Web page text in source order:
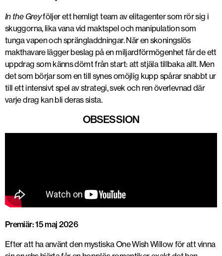
In the Greyföljer ett hemligt team av elitagenter som rör sig i
skuggorna, lika vana vid maktspel och manipulation som
tunga vapen och sprängladdningar. När en skoningslös
makthavare lägger beslag på en miljardförmögenhet får de ett
uppdrag som känns dömt från start: att stjäla tillbaka allt. Men
det som börjar som en till synes omöjlig kupp spårar snabbt ur
till ett intensivt spel av strategi, svek och ren överlevnad där
varje drag kan bli deras sista.
OBSESSION
Premiär: 15 maj 2026
Efter att ha använt den mystiskaOne Wish Willowför att vinna